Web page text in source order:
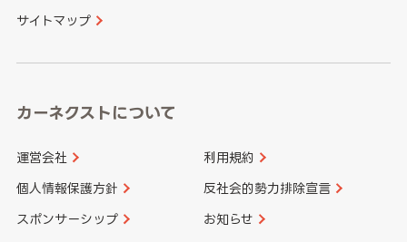
サイトマップ
カーネクストについて
運営会社 利用規約
個人情報保護方針 反社会的勢力排除宣言
スポンサーシップ お知らせ